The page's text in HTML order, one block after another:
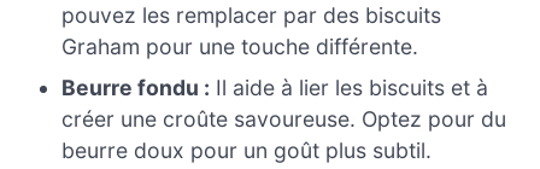
pouvez les remplacer par des biscuits
Graham pour une touche différente.
Beurre fondu : Il aide à lier les biscuits et à
créer une croûte savoureuse. Optez pour du
beurre doux pour un goût plus subtil.